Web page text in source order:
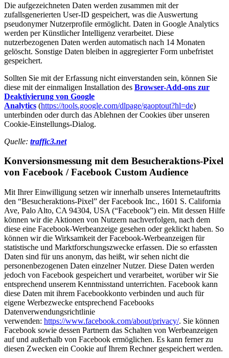
Die aufgezeichneten Daten werden zusammen mit der
zufallsgenerierten User-ID gespeichert, was die Auswertung
pseudonymer Nutzerprofile ermöglicht. Daten in Google Analytics
werden per Künstlicher Intelligenz verarbeitet. Diese
nutzerbezogenen Daten werden automatisch nach 14 Monaten
gelöscht. Sonstige Daten bleiben in aggregierter Form unbefristet
gespeichert.
Sollten Sie mit der Erfassung nicht einverstanden sein, können Sie
diese mit der einmaligen Installation des Browser-Add-ons zur
Deaktivierung von Google
Analytics (https://tools.google.com/dlpage/gaoptout?hl=de)
unterbinden oder durch das Ablehnen der Cookies über unseren
Cookie-Einstellungs-Dialog.
Quelle: traffic3.net
Konversionsmessung mit dem Besucheraktions-Pixel
von Facebook / Facebook Custom Audience
Mit Ihrer Einwilligung setzen wir innerhalb unseres Internetauftritts
den “Besucheraktions-Pixel” der Facebook Inc., 1601 S. California
Ave, Palo Alto, CA 94304, USA (“Facebook”) ein. Mit dessen Hilfe
können wir die Aktionen von Nutzern nachverfolgen, nach dem
diese eine Facebook-Werbeanzeige gesehen oder geklickt haben. So
können wir die Wirksamkeit der Facebook-Werbeanzeigen für
statistische und Marktforschungszwecke erfassen. Die so erfassten
Daten sind für uns anonym, das heißt, wir sehen nicht die
personenbezogenen Daten einzelner Nutzer. Diese Daten werden
jedoch von Facebook gespeichert und verarbeitet, worüber wir Sie
entsprechend unserem Kenntnisstand unterrichten. Facebook kann
diese Daten mit ihrem Facebookkonto verbinden und auch für
eigene Werbezwecke entsprechend Facebooks
Datenverwendungsrichtlinie
verwenden: https://www.facebook.com/about/privacy/. Sie können
Facebook sowie dessen Partnern das Schalten von Werbeanzeigen
auf und außerhalb von Facebook ermöglichen. Es kann ferner zu
diesen Zwecken ein Cookie auf Ihrem Rechner gespeichert werden.